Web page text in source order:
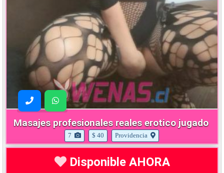
Masajes profesionales reales erotico jugado
7 $ 40 Providencia
Disponible AHORA